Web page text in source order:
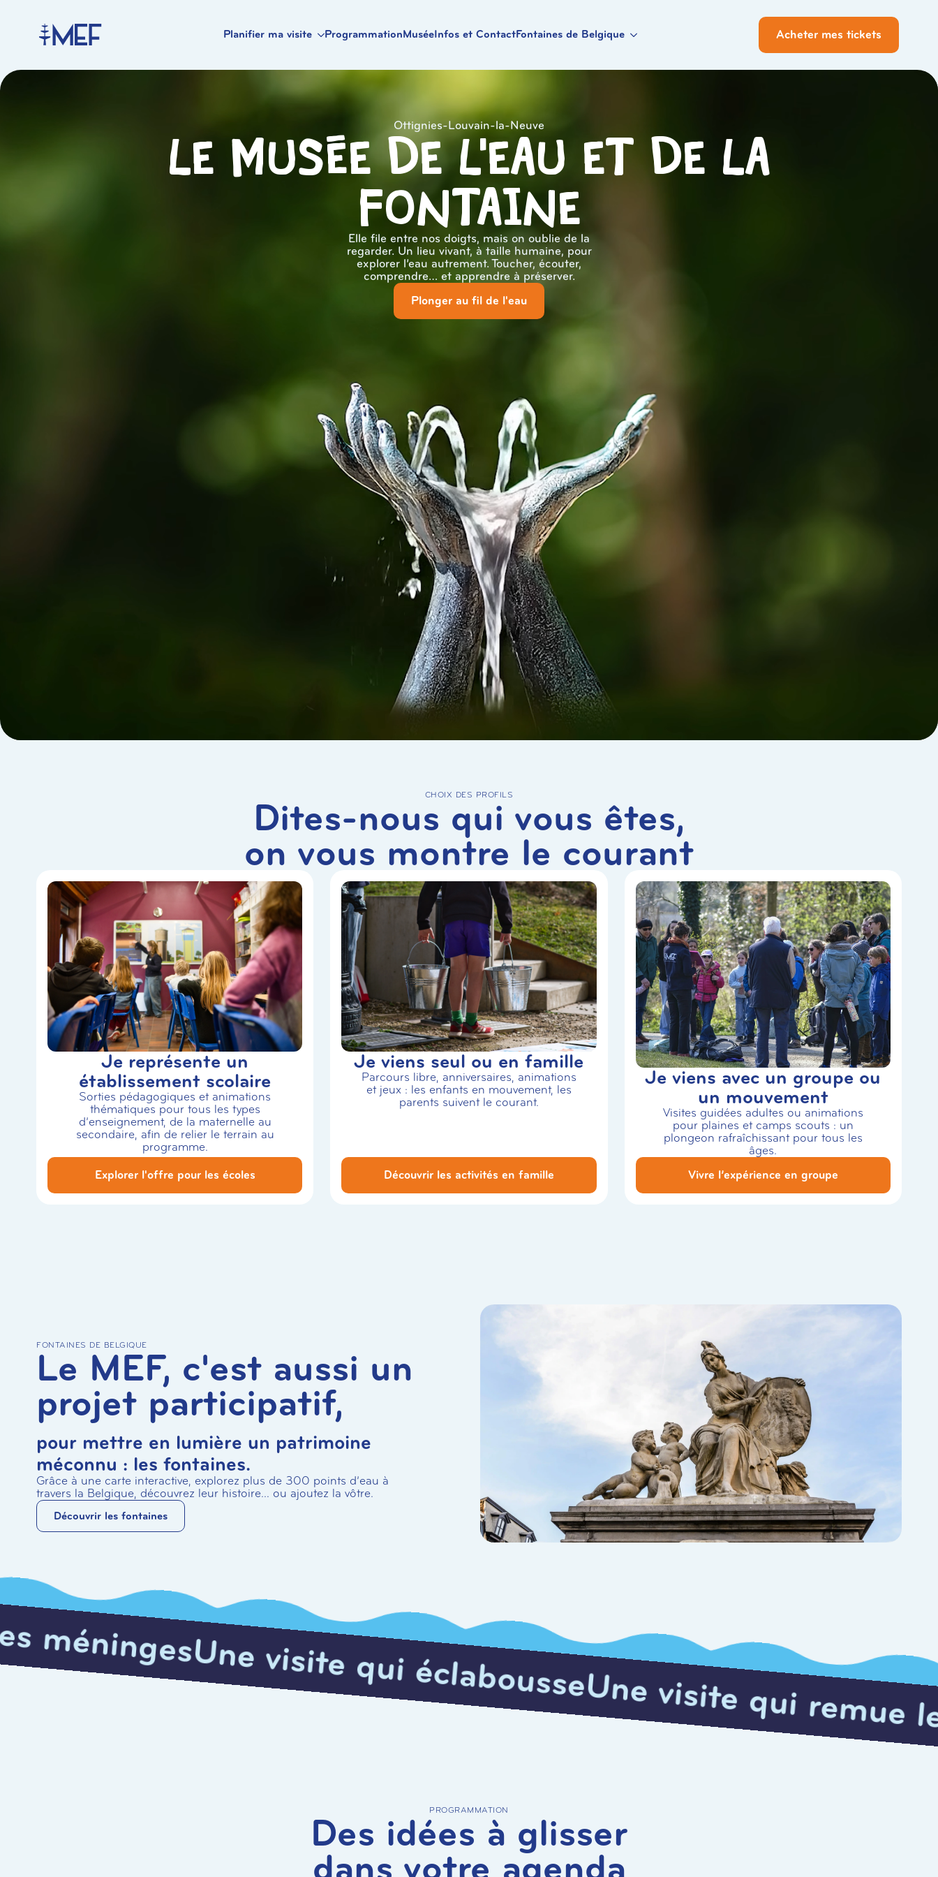
Planifier ma visite ProgrammationMuséeInfos et ContactFontaines de Belgique Acheter mes tickets
Ottignies-Louvain-la-Neuve
Le musée de l'eau et de la
Fontaine
Elle file entre nos doigts, mais on oublie de la
regarder. Un lieu vivant, à taille humaine, pour
explorer l’eau autrement. Toucher, écouter,
comprendre… et apprendre à préserver.
Plonger au fil de l'eau
CHOIX DES PROFILS
Dites-nous qui vous êtes,
on vous montre le courant
Je représente un
établissement scolaire
Sorties pédagogiques et animations
thématiques pour tous les types
d’enseignement, de la maternelle au
secondaire, afin de relier le terrain au
programme.
Explorer l'offre pour les écoles
Je viens seul ou en famille
Parcours libre, anniversaires, animations
et jeux : les enfants en mouvement, les
parents suivent le courant.
Découvrir les activités en famille
Je viens avec un groupe ou
un mouvement
Visites guidées adultes ou animations
pour plaines et camps scouts : un
plongeon rafraîchissant pour tous les
âges.
Vivre l’expérience en groupe
FONTAINES DE BELGIQUE
Le MEF, c'est aussi un
projet participatif,
pour mettre en lumière un patrimoine
méconnu : les fontaines.
Grâce à une carte interactive, explorez plus de 300 points d’eau à
travers la Belgique, découvrez leur histoire… ou ajoutez la vôtre.
Découvrir les fontaines
visite qui éclabousseUne visite qui remue les méninges
PROGRAMMATION
Des idées à glisser